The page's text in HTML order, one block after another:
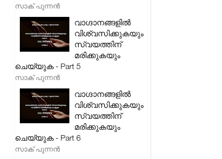
സാക് പുന്നൻ
വാഗ്ദാനങ്ങളിൽ
വിശ്വസിക്കുകയും
സ്വയത്തിന്
മരിക്കുകയും
ചെയ്യുക - Part 5
സാക് പുന്നൻ
വാഗ്ദാനങ്ങളിൽ
വിശ്വസിക്കുകയും
സ്വയത്തിന്
മരിക്കുകയും
ചെയ്യുക - Part 6
സാക് പുന്നൻ